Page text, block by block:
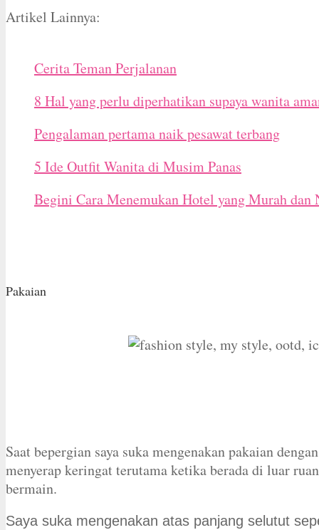
Artikel Lainnya:
Cerita Teman Perjalanan
8 Hal yang perlu diperhatikan supaya wanita
Pengalaman pertama naik pesawat terbang
5 Ide Outfit Wanita di Musim Panas
Begini Cara Menemukan Hotel yang Murah dan
Pakaian
Saat bepergian saya suka mengenakan pakaian
menyerap keringat terutama ketika berada di luar
bermain.
Saya suka mengenakan atas panjang selutut